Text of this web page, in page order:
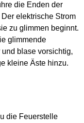
die Enden der
elektrische Strom
zu glimmen beginnt.
glimmende
blase vorsichtig,
kleine Äste hinzu.
die Feuerstelle